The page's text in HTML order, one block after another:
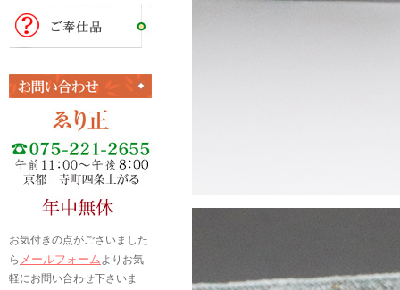
お気付きの点がございました
ら メールフォームよりお気
軽にお問い合わせ下さいま